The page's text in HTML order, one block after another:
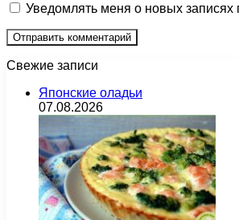
Уведомлять меня о новых записях
Свежие записи
Японские оладьи
07.08.2026